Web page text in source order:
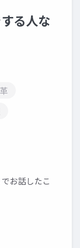
る人な
お話したこ